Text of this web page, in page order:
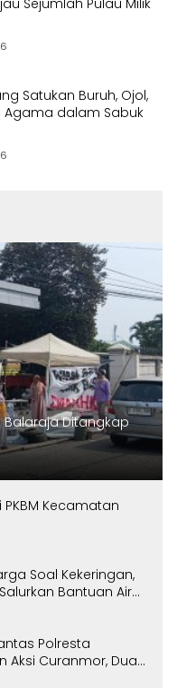
Satukan Buruh, Ojol,
Agama dalam Sabuk
Balaraja Ditangkap
Kecamatan
Soal Kekeringan,
Bantuan Air
Polresta
Aksi Curanmor, Dua